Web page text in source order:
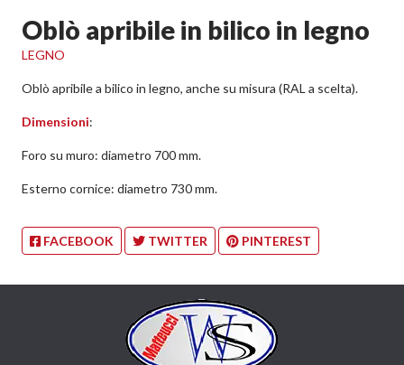
Oblò apribile in bilico in legno
LEGNO
Oblò apribile a bilico in legno, anche su misura (RAL a scelta).
Dimensioni:
Foro su muro: diametro 700 mm.
Esterno cornice: diametro 730 mm.
FACEBOOK TWITTER PINTEREST